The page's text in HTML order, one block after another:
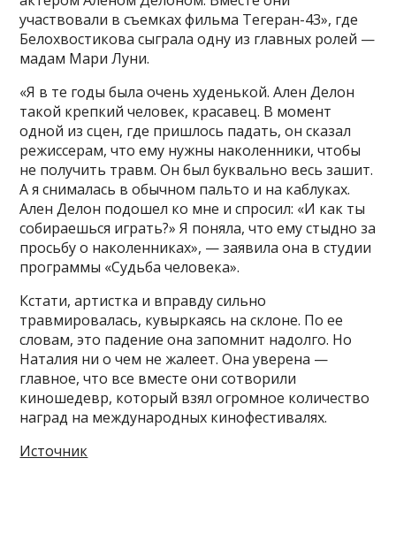
участвовали в съемках фильма Тегеран-43», где
Белохвостикова сыграла одну из главных ролей —
мадам Мари Луни.
«Я в те годы была очень худенькой. Ален Делон
такой крепкий человек, красавец. В момент
одной из сцен, где пришлось падать, он сказал
режиссерам, что ему нужны наколенники, чтобы
не получить травм. Он был буквально весь зашит.
А я снималась в обычном пальто и на каблуках.
Ален Делон подошел ко мне и спросил: «И как ты
собираешься играть?» Я поняла, что ему стыдно за
просьбу о наколенниках», — заявила она в студии
программы «Судьба человека».
Кстати, артистка и вправду сильно
травмировалась, кувыркаясь на склоне. По ее
словам, это падение она запомнит надолго. Но
Наталия ни о чем не жалеет. Она уверена —
главное, что все вместе они сотворили
киношедевр, который взял огромное количество
наград на международных кинофестивалях.
Источник